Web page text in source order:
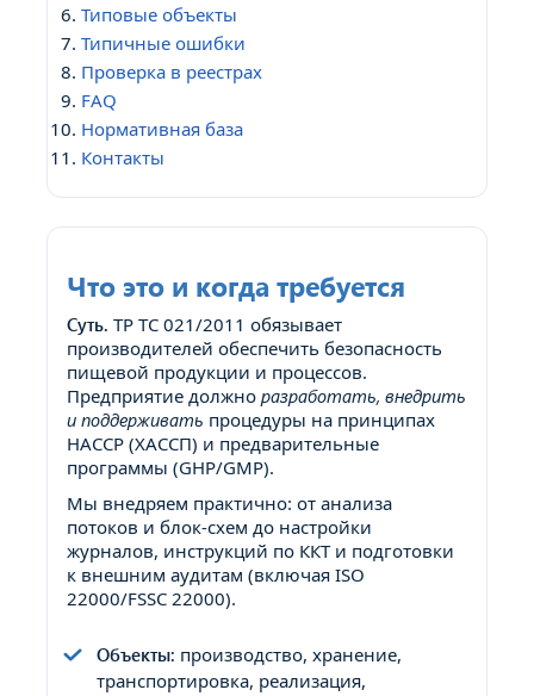
Типовые объекты
Типичные ошибки
Проверка в реестрах
FAQ
Нормативная база
Контакты
Что это и когда требуется
Суть. ТР ТС 021/2011 обязывает
производителей обеспечить безопасность
пищевой продукции и процессов.
Предприятие должно разработать, внедрить
и поддерживать процедуры на принципах
HACCP (ХАССП) и предварительные
программы (GHP/GMP).
Мы внедряем практично: от анализа
потоков и блок-схем до настройки
журналов, инструкций по ККТ и подготовки
к внешним аудитам (включая ISO
22000/FSSC 22000).
Объекты: производство, хранение,
транспортировка, реализация,